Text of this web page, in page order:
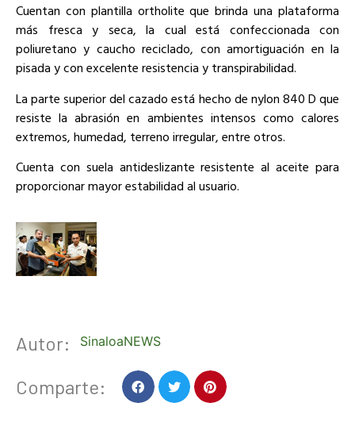
Cuentan con plantilla ortholite que brinda una plataforma
más fresca y seca, la cual está confeccionada con
poliuretano y caucho reciclado, con amortiguación en la
pisada y con excelente resistencia y transpirabilidad.
La parte superior del cazado está hecho de nylon 840 D que
resiste la abrasión en ambientes intensos como calores
extremos, humedad, terreno irregular, entre otros.
Cuenta con suela antideslizante resistente al aceite para
proporcionar mayor estabilidad al usuario.
Autor: SinaloaNEWS
Comparte: